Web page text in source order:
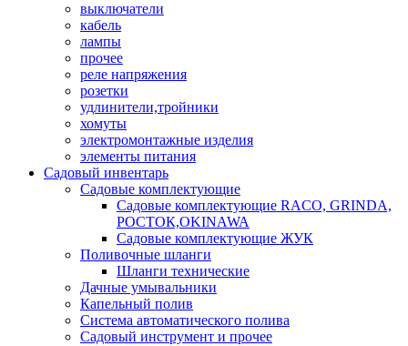
выключатели
кабель
лампы
прочее
реле напряжения
розетки
удлинители,тройники
хомуты
электромонтажные изделия
элементы питания
Садовый инвентарь
Садовые комплектующие
Садовые комплектующие RACO, GRINDA,
РОСТОК,OKINAWA
Садовые комплектующие ЖУК
Поливочные шланги
Шланги технические
Дачные умывальники
Капельный полив
Система автоматического полива
Садовый инструмент и прочее